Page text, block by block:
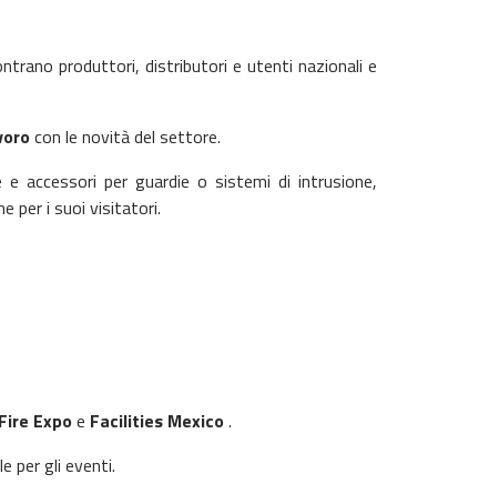
produttori, distributori e utenti nazionali e
con le novità del settore.
accessori per guardie o sistemi di intrusione,
per i suoi visitatori.
Expoe Facilities Mexico.
per gli eventi.